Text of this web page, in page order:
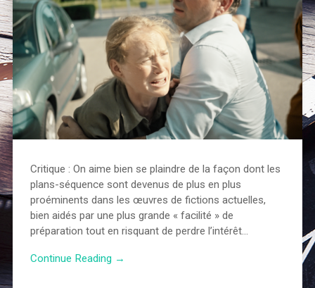
Critique : On aime bien se plaindre de la façon dont les
plans-séquence sont devenus de plus en plus
proéminents dans les œuvres de fictions actuelles,
bien aidés par une plus grande « facilité » de
préparation tout en risquant de perdre l’intérêt…
Continue Reading →